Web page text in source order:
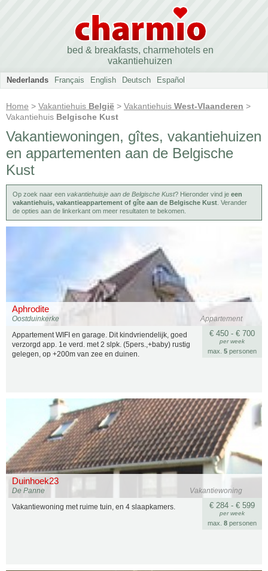
bed & breakfasts, charmehotels en
vakantiehuizen
Nederlands Français English Deutsch Español
Home > Vakantiehuis België > Vakantiehuis West-Vlaanderen >
Vakantiehuis Belgische Kust
Vakantiewoningen, gîtes, vakantiehuizen
en appartementen aan de Belgische
Kust
Op zoek naar een vakantiehuisje aan de Belgische Kust? Hieronder vind je een
vakantiehuis, vakantieappartement of gîte aan de Belgische Kust . Verander
de opties aan de linkerkant om meer resultaten te bekomen.
Aphrodite
Appartement
Oostduinkerke
€ 450 - € 700
per week
max. 5 personen
Appartement WIFI en garage. Dit kindvriendelijk, goed
verzorgd app. 1e verd. met 2 slpk. (5pers.,+baby) rustig
gelegen, op +200m van zee en duinen.
Duinhoek23
Vakantiewoning
De Panne
€ 284 - € 599
per week
max. 8 personen
Vakantiewoning met ruime tuin, en 4 slaapkamers.